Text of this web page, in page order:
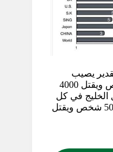
يصيب
فيروس الكرونا 150,000 شخص ويقتل 4000
في كل
يوم يصيب فيروس الكرونا 5000 شخص ويقتل